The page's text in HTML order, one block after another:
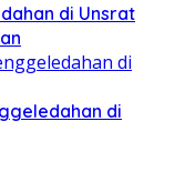
di Unsrat
di